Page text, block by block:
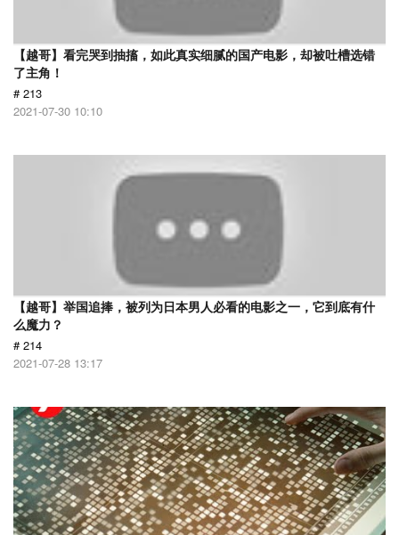
【越哥】看完哭到抽搐，如此真实细腻的国产电影，却被吐槽选错
了主角！
# 213
2021-07-30 10:10
【越哥】举国追捧，被列为日本男人必看的电影之一，它到底有什
么魔力？
# 214
2021-07-28 13:17